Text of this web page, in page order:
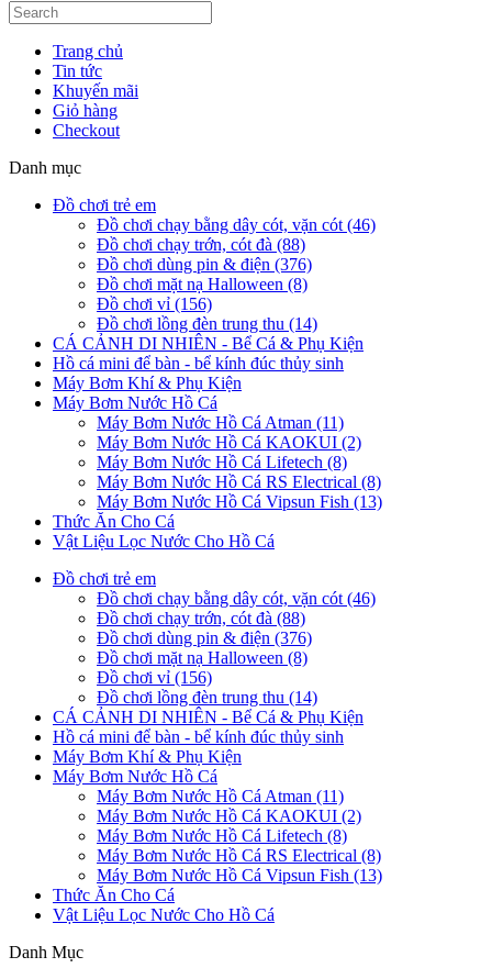
Trang chủ
Tin tức
Khuyến mãi
Giỏ hàng
Checkout
Danh mục
Đồ chơi trẻ em
Đồ chơi chạy bằng dây cót, vặn cót (46)
Đồ chơi chạy trớn, cót đà (88)
Đồ chơi dùng pin & điện (376)
Đồ chơi mặt nạ Halloween (8)
Đồ chơi vỉ (156)
Đồ chơi lồng đèn trung thu (14)
CÁ CẢNH DI NHIÊN - Bể Cá & Phụ Kiện
Hồ cá mini để bàn - bể kính đúc thủy sinh
Máy Bơm Khí & Phụ Kiện
Máy Bơm Nước Hồ Cá
Máy Bơm Nước Hồ Cá Atman (11)
Máy Bơm Nước Hồ Cá KAOKUI (2)
Máy Bơm Nước Hồ Cá Lifetech (8)
Máy Bơm Nước Hồ Cá RS Electrical (8)
Máy Bơm Nước Hồ Cá Vipsun Fish (13)
Thức Ăn Cho Cá
Vật Liệu Lọc Nước Cho Hồ Cá
Đồ chơi trẻ em
Đồ chơi chạy bằng dây cót, vặn cót (46)
Đồ chơi chạy trớn, cót đà (88)
Đồ chơi dùng pin & điện (376)
Đồ chơi mặt nạ Halloween (8)
Đồ chơi vỉ (156)
Đồ chơi lồng đèn trung thu (14)
CÁ CẢNH DI NHIÊN - Bể Cá & Phụ Kiện
Hồ cá mini để bàn - bể kính đúc thủy sinh
Máy Bơm Khí & Phụ Kiện
Máy Bơm Nước Hồ Cá
Máy Bơm Nước Hồ Cá Atman (11)
Máy Bơm Nước Hồ Cá KAOKUI (2)
Máy Bơm Nước Hồ Cá Lifetech (8)
Máy Bơm Nước Hồ Cá RS Electrical (8)
Máy Bơm Nước Hồ Cá Vipsun Fish (13)
Thức Ăn Cho Cá
Vật Liệu Lọc Nước Cho Hồ Cá
Danh Mục